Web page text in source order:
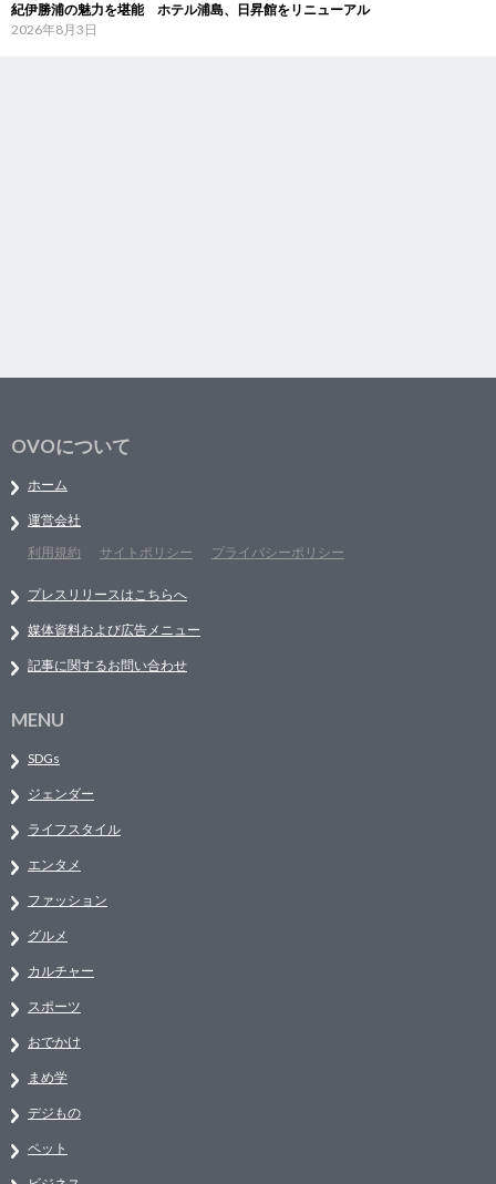
紀伊勝浦の魅力を堪能 ホテル浦島、日昇館をリニューアル
2026年8月3日
OVOについて
ホーム
運営会社
利用規約
サイトポリシー プライバシーポリシー
プレスリリースはこちらへ
媒体資料および広告メニュー
記事に関するお問い合わせ
MENU
SDGs
ジェンダー
ライフスタイル
エンタメ
ファッション
グルメ
カルチャー
スポーツ
おでかけ
まめ学
デジもの
ペット